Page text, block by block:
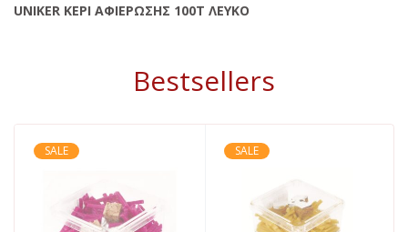
UNIKER ΚΕΡΙ ΑΦΙΕΡΩΣΗΣ 100Τ ΛΕΥΚΟ
Bestsellers
SALE SALE